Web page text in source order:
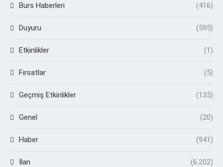
Burs Haberleri (416)
Duyuru (595)
Etkinlikler (1)
Fırsatlar (5)
Geçmiş Etkinlikler (135)
Genel (20)
Haber (941)
İlan (6.202)